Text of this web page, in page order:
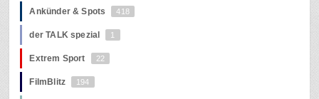
Ankünder & Spots 418
der TALK spezial 1
Extrem Sport 22
FilmBlitz 194